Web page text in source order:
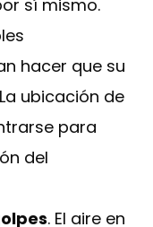
sí mismo.
hacer que su
ubicación de
para
del
. El aire en